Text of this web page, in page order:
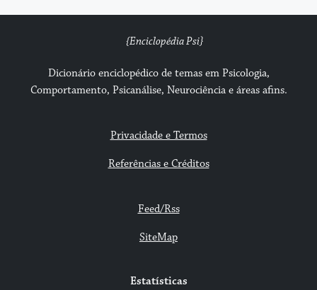
{Enciclopédia Psi}
Dicionário enciclopédico de temas em Psicologia,
Comportamento, Psicanálise, Neurociência e áreas afins.
Privacidade e Termos
Referências e Créditos
Feed/Rss
SiteMap
Estatísticas